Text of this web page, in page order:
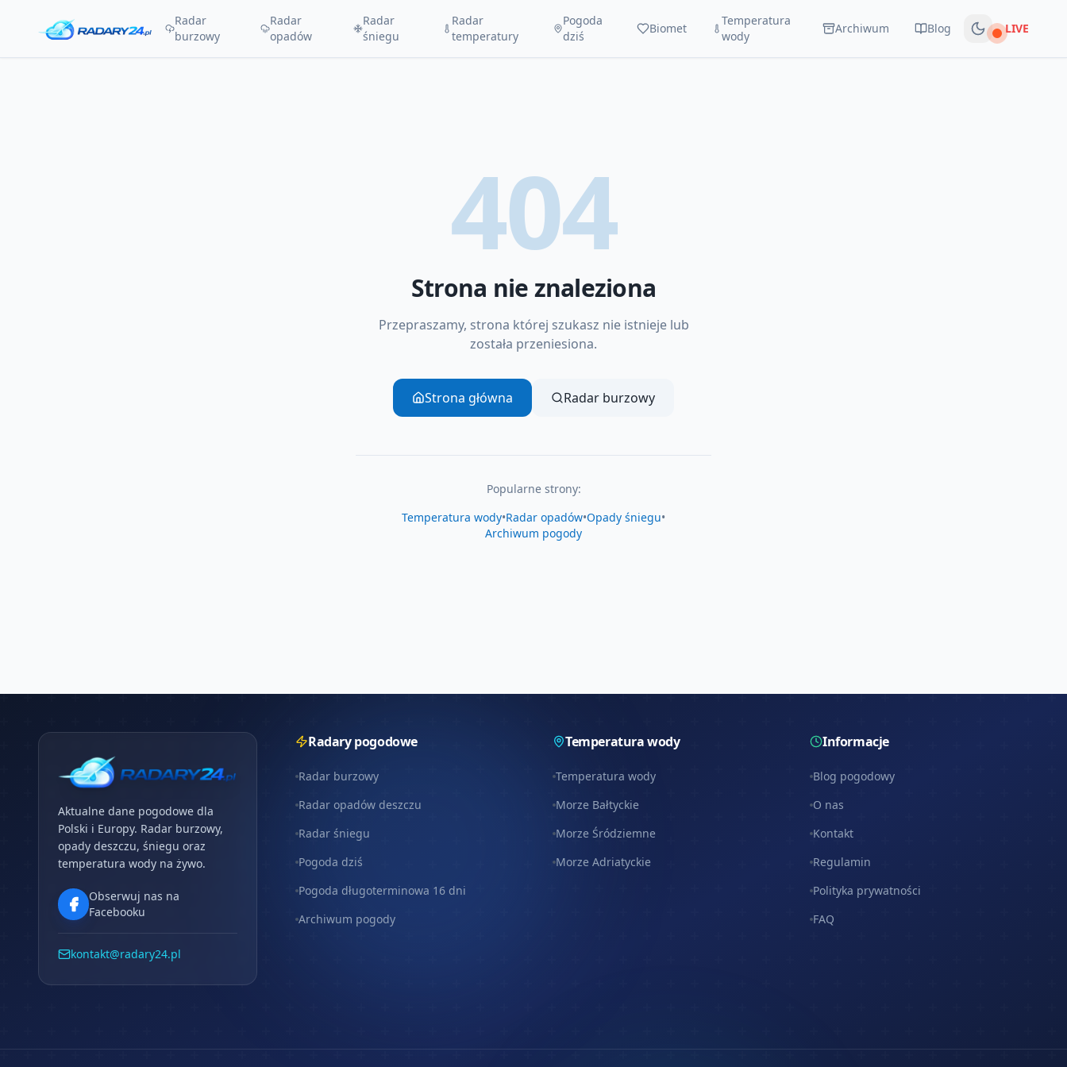
Radar
burzowy
Radar
opadów
Radar
śniegu
Radar
temperatury
Pogoda
dziś
Biomet
Temperatura
wody
Archiwum Blog Na żywo
LIVE
404
Strona nie znaleziona
Przepraszamy, strona której szukasz nie istnieje lub
została przeniesiona.
Strona główna Radar burzowy
Popularne strony:
Temperatura wody•Radar opadów•Opady śniegu•
Archiwum pogody
Aktualne dane pogodowe dla
Polski i Europy. Radar burzowy,
opady deszczu, śniegu oraz
temperatura wody na żywo.
Obserwuj nas na
Facebooku
kontakt@radary24.pl
Radary pogodowe
Radar burzowy
Radar opadów deszczu
Radar śniegu
Pogoda dziś
Pogoda długoterminowa 16 dni
Archiwum pogody
Temperatura wody
Temperatura wody
Morze Bałtyckie
Morze Śródziemne
Morze Adriatyckie
Informacje
Blog pogodowy
O nas
Kontakt
Regulamin
Polityka prywatności
FAQ